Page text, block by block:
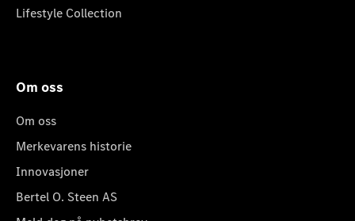
Lifestyle Collection
Om oss
Om oss
Merkevarens historie
Innovasjoner
Bertel O. Steen AS